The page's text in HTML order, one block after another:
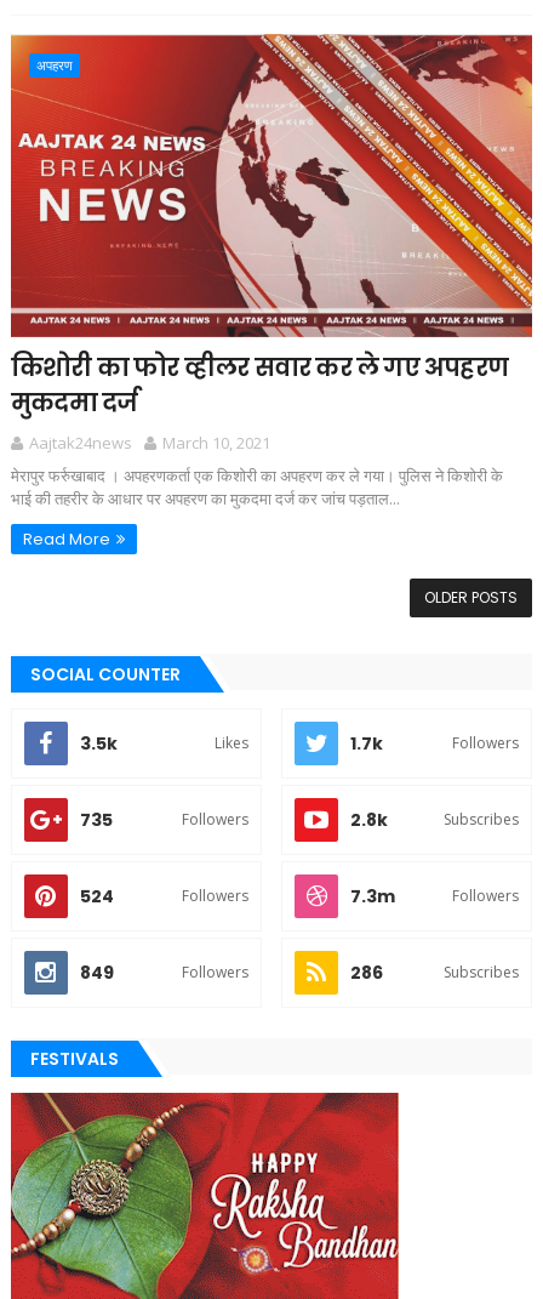
अपहरण
किशोरी का फोर व्हीलर सवार कर ले गए अपहरण
मुकदमा दर्ज
Aajtak24news
March 10, 2021
मेरापुर फर्रुखाबाद । अपहरणकर्ता एक किशोरी का अपहरण कर ले गया। पुलिस ने किशोरी के
भाई की तहरीर के आधार पर अपहरण का मुकदमा दर्ज कर जांच पड़ताल...
Read More
OLDER POSTS
SOCIAL COUNTER
3.5k Likes 1.7k Followers
735 Followers 2.8k Subscribes
524 Followers 7.3m Followers
849 Followers 286 Subscribes
FESTIVALS